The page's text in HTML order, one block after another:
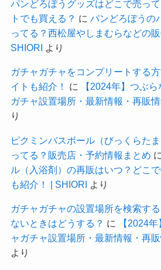
パンどろぼうグッズはどこで売っ
トでも買える？ に パンどろぼうの
ってる？西松屋やしまむらなどの販
SHIORI
より
ガチャガチャをコンプリートする
イトも紹介！
に
【2024年】つぶ
ガチャ設置場所・最新情報・再販
り
ピクミンバスボール（びっくらた
ってる？販売店・予約情報まとめ に
ル（入浴剤）の再販はいつ？どこ
も紹介！ | SHIORI より
ガチャガチャの設置場所を検索す
ないときはどうする？ に
【2024
ャガチャ設置場所・最新情報・再
より